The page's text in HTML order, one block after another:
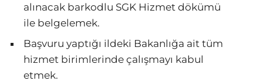
alınacak barkodlu SGK Hizmet dökümü
ile belgelemek.
Başvuru yaptığı ildeki Bakanlığa ait tüm
hizmet birimlerinde çalışmayı kabul
etmek.